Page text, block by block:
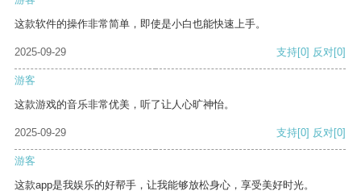
这款软件的操作非常简单，即使是小白也能快速上手。
2025-09-29 支持[0] 反对[0]
游客
这款游戏的音乐非常优美，听了让人心旷神怡。
2025-09-29 支持[0] 反对[0]
游客
这款app是我娱乐的好帮手，让我能够放松身心，享受美好时光。